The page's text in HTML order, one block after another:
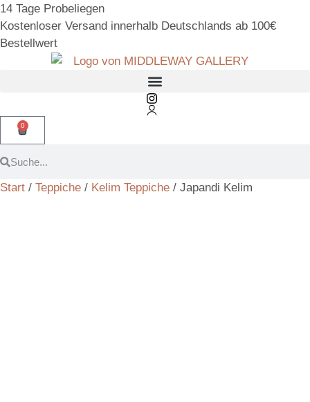
14 Tage Probeliegen
Kostenloser Versand innerhalb Deutschlands ab 100€
Bestellwert
0
Start / Teppiche / Kelim Teppiche / Japandi Kelim